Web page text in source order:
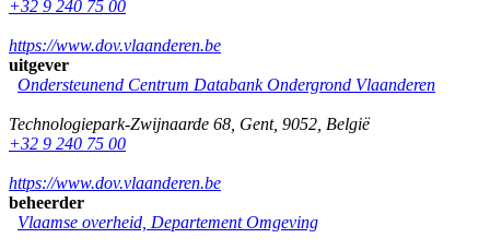
+32 9 240 75 00
https://www.dov.vlaanderen.be
uitgever
Ondersteunend Centrum Databank Ondergrond Vlaanderen
Technologiepark-Zwijnaarde 68 Gent, 9052 België
+32 9 240 75 00
https://www.dov.vlaanderen.be
beheerder
Vlaamse overheid, Departement Omgeving